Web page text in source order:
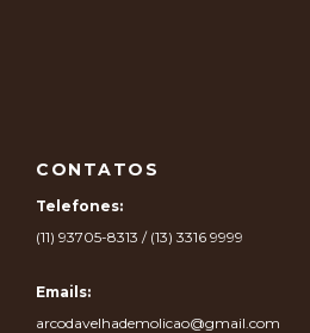
CONTATOS
Telefones:
(11) 93705-8313 / (13) 3316 9999
Emails:
arcodavelhademolicao@gmail.com